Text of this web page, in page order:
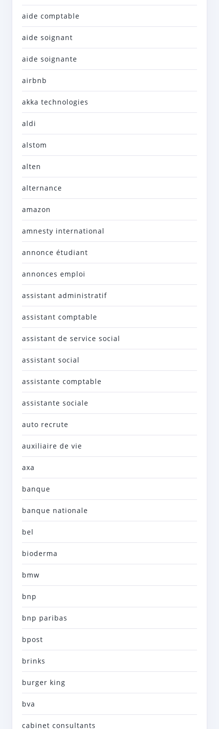
aide comptable
aide soignant
aide soignante
airbnb
akka technologies
aldi
alstom
alten
alternance
amazon
amnesty international
annonce étudiant
annonces emploi
assistant administratif
assistant comptable
assistant de service social
assistant social
assistante comptable
assistante sociale
auto recrute
auxiliaire de vie
axa
banque
banque nationale
bel
bioderma
bmw
bnp
bnp paribas
bpost
brinks
burger king
bva
cabinet consultants